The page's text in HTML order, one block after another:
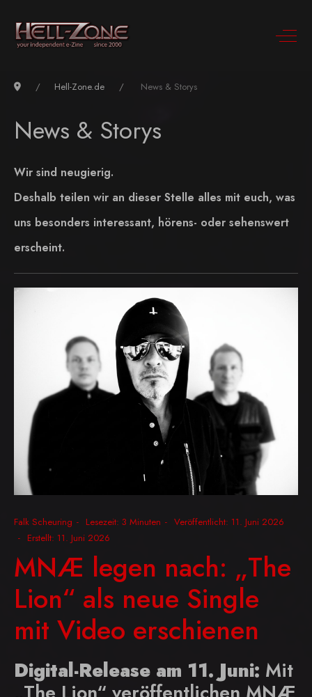
Hell-Zone.de News & Storys
News & Storys
Wir sind neugierig.
Deshalb teilen wir an dieser Stelle alles mit euch, was
uns besonders interessant, hörens- oder sehenswert
erscheint.
Falk Scheuring Lesezeit: 3 Minuten
Veröffentlicht: 11. Juni 2026
Erstellt: 11. Juni 2026
MNÆ legen nach: „The
Lion“ als neue Single
mit Video erschienen
Digital-Release am 11. Juni: Mit